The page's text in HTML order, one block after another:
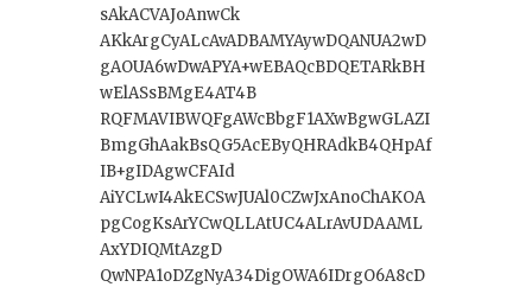
sAkACVAJoAnwCk
AKkArgCyALcAvADBAMYAywDQANUA2wD
gAOUA6wDwAPYA+wEBAQcBDQETARkBH
wElASsBMgE4AT4B
RQFMAVIBWQFgAWcBbgF1AXwBgwGLAZI
BmgGhAakBsQG5AcEByQHRAdkB4QHpAf
IB+gIDAgwCFAId
AiYCLwI4AkECSwJUAl0CZwJxAnoChAKOA
pgCogKsArYCwQLLAtUC4ALrAvUDAAML
AxYDIQMtAzgD
QwNPA1oDZgNyA34DigOWA6IDrgO6A8cD